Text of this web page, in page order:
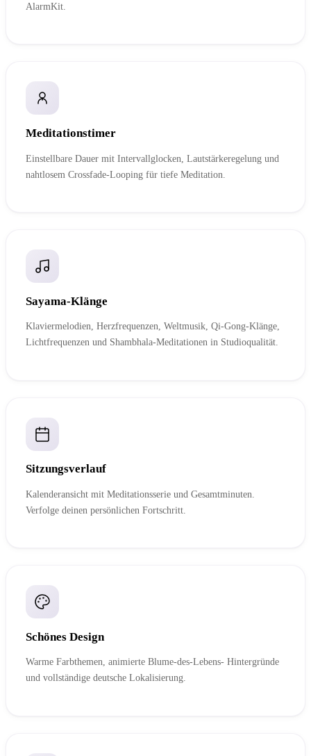
AlarmKit.
Meditationstimer
Einstellbare Dauer mit Intervallglocken, Lautstärkeregelung und
nahtlosem Crossfade-Looping für tiefe Meditation.
Sayama-Klänge
Klaviermelodien, Herzfrequenzen, Weltmusik, Qi-Gong-Klänge,
Lichtfrequenzen und Shambhala-Meditationen in Studioqualität.
Sitzungsverlauf
Kalenderansicht mit Meditationsserie und Gesamtminuten.
Verfolge deinen persönlichen Fortschritt.
Schönes Design
Warme Farbthemen, animierte Blume-des-Lebens- Hintergründe
und vollständige deutsche Lokalisierung.